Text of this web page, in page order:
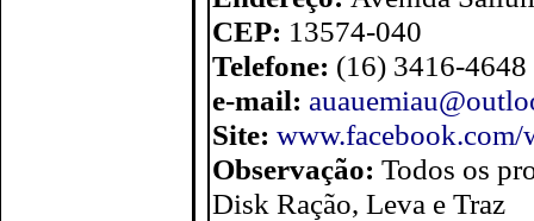
CEP: 13574-040
Telefone: (16) 3416-4648
e-mail:
Site: www.facebook.com/
Observação: Todos os
Disk Ração, Leva e Traz